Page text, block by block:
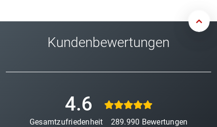
Kundenbewertungen
4.6
Gesamtzufriedenheit 289.990 Bewertungen